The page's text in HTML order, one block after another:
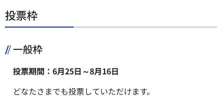
投票枠
一般枠
投票期間：6月25日～8月16日
どなたさまでも投票していただけます。